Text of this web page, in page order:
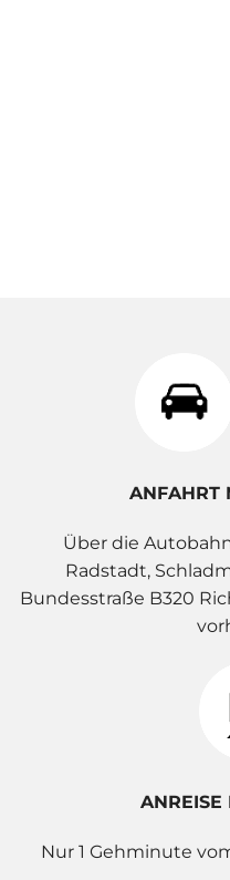
ANFAHRT
Über die
Radstadt,
Bundesstraße B320
ANREISE
Nur 1 Gehminute